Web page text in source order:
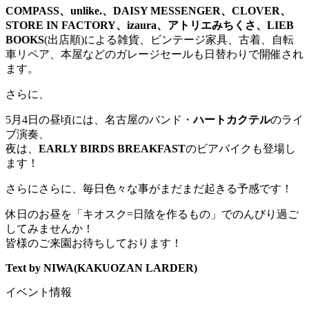
COMPASS、unlike.、DAISY MESSENGER、CLOVER、
STORE IN FACTORY、 izaura、アトリエみちくさ、LIEB
BOOKS(出店順)による雑貨、ビンテージ家具、古着、
自転
車リペア、本屋などのガレージセールも日替わりで開催され
ます。
さらに、
5月4日の昼頃には、名古屋のバンド・ハートカクテルのライ
ブ演奏、
夜は、 EARLY BIRDS BREAKFASTのビアバイクも登場し
ます！
さらにさらに、毎日色々な事がまだまだ起きる予感です！
休日のお昼を「キオスク=日陰を作るもの」 でのんびり過ご
してみませんか！
皆様のご来園お待ちしております！
Text by NIWA(KAKUOZAN LARDER)
イベント情報